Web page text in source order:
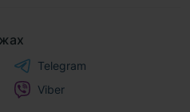
Telegram
Viber